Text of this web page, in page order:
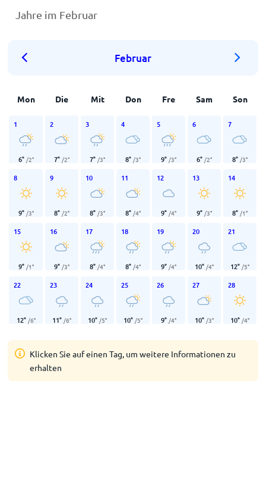
Jahre im Februar
Februar
Mon Die Mit Don Fre Sam Son
1
6° /2°
2
7° /2°
3
7° /3°
4
8° /3°
5
9° /3°
6
6° /2°
7
8° /3°
8
9° /3°
9
8° /2°
10
8° /3°
11
8° /4°
12
9° /4°
13
9° /3°
14
8° /1°
15
9° /1°
16
9° /3°
17
8° /4°
18
8° /4°
19
9° /4°
20
10° /4°
21
12° /5°
22
12° /6°
23
11° /6°
24
10° /5°
25
10° /5°
26
9° /4°
27
10° /3°
28
10° /4°
Klicken Sie auf einen Tag, um weitere Informationen zu
erhalten